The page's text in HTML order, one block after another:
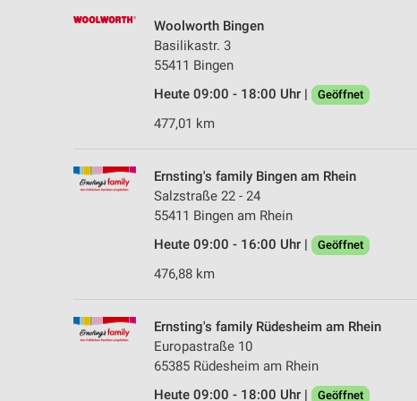
Woolworth Bingen
Basilikastr. 3
55411 Bingen
Heute 09:00 - 18:00 Uhr |
Geöffnet
477,01 km
Ernsting's family Bingen am Rhein
Salzstraße 22 - 24
55411 Bingen am Rhein
Heute 09:00 - 16:00 Uhr |
Geöffnet
476,88 km
Ernsting's family Rüdesheim am Rhein
Europastraße 10
65385 Rüdesheim am Rhein
Heute 09:00 - 18:00 Uhr |
Geöffnet